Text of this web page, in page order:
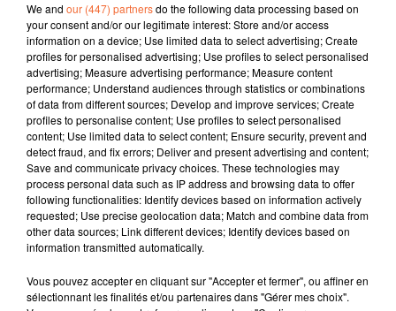
1er juin 2022 - 13 min 45 sec
JOURNAL DU MERCREDI 1ER JUIN (SOIR)
Fabien Gazeau
L'info près de chez vous
Présenté par Fabien Gazeau
- Les RDV pour l'emploi et la formation se multiplient.
Pas moins de 3 demain, à Cholet et à Niort
- Les Portes Ouvertes de la Maison des Arts de
Bressuire la semaine prochaine
beaux détours de France ".
We and our (447) partnersdo the following data processing based on
your consent and/or our legitimate interest: Store and/or access
information on a device; Use limited data to select advertising; Create
profiles for personalised advertising; Use profiles to select personalised
advertising; Measure advertising performance; Measure content
performance; Understand audiences through statistics or combinations
of data from different sources; Develop and improve services; Create
profiles to personalise content; Use profiles to select personalised
content; Use limited data to select content; Ensure security, prevent and
detect fraud, and fix errors; Deliver and present advertising and content;
Save and communicate privacy choices. These technologies may
process personal data such as IP address and browsing data to offer
following functionalities: Identify devices based on information actively
requested; Use precise geolocation data; Match and combine data from
other data sources; Link different devices; Identify devices based on
information transmitted automatically.
Vous pouvez accepter en cliquant sur "Accepter et fermer", ou affiner en
sélectionnant les finalités et/ou partenaires dans "Gérer mes choix".